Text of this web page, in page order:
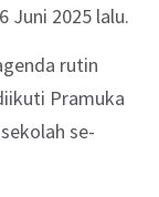
Juni 2025 lalu.
rutin
Pramuka
se-